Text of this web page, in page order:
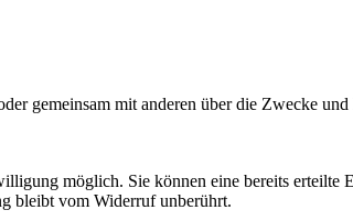
gemeinsam mit anderen über die Zwecke
möglich. Sie können eine bereits
bleibt vom Widerruf unberührt.